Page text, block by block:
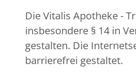
Die Vitalis Apotheke -
insbesondere § 14 in
gestalten. Die
barrierefrei gestaltet.